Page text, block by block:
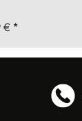
€ *